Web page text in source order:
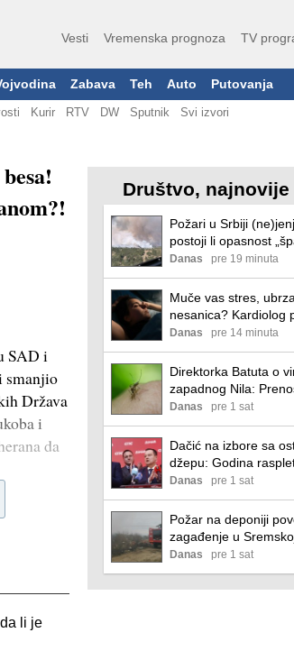
Vesti Vremenska prognoza TV
Zabava Teh Auto Putovanja
Kurir RTV DW Sputnik Svi izvori
SAD i
smanjio
Država
i
da
li je
Društvo, najnovije
Požari u Srbiji
postoji li opasnost
francuskog scenarija“?
Danas pre 19 minuta
Muče vas stres,
nesanica? Kardiolog
tehniku koja traje
Danas pre 14 minuta
Direktorka Batuta o
zapadnog Nila:
komarci Culex, od
septembra
Danas pre 1 sat
Dačić na izbore sa
džepu: Godina
Socijalističke partije
Danas pre 1 sat
Požar na deponiji
zagađenje u
vetar nosi dim i u
Danas pre 1 sat